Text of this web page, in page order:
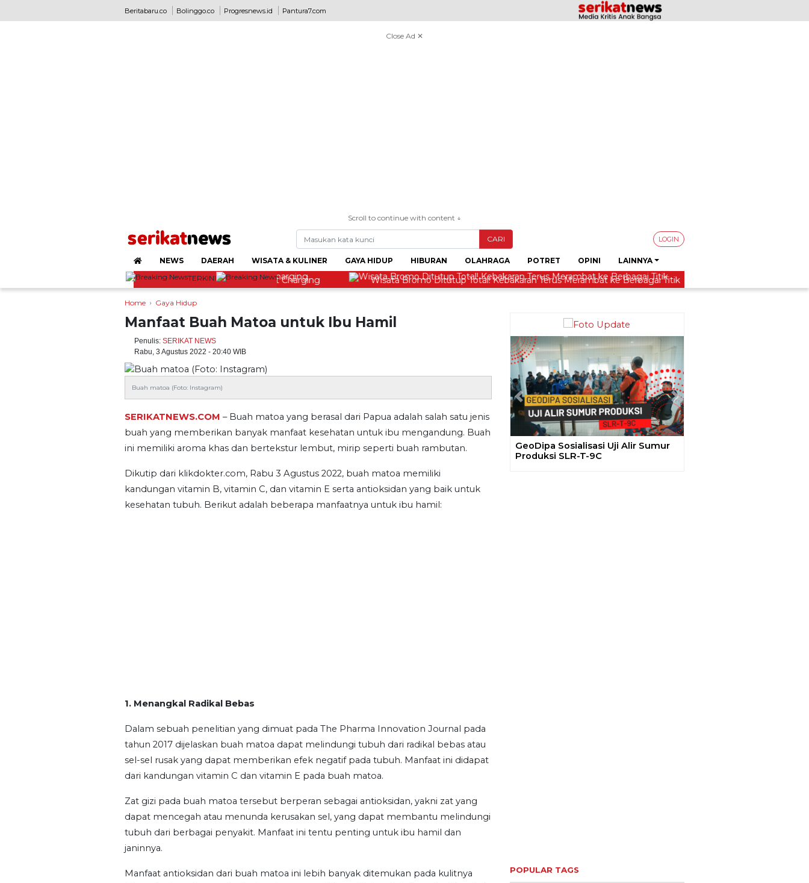
Beritabaru.co Bolinggo.co Progresnews.id Pantura7.com
Close Ad ✕
Scroll to continue with content ↓
CARI LOGIN
NEWS DAERAH WISATA & KULINER GAYA HIDUP HIBURAN OLAHRAGA POTRET OPINI
LAINNYA
TERKINI
Wuling Rilis Aira ev Berfitur Fast Charging Wisata Bromo Ditutup Total! Kebakaran Terus Merambat ke Berbagai Titik
Home Gaya Hidup
Manfaat Buah Matoa untuk Ibu Hamil
Penulis: SERIKAT NEWS
Rabu, 3 Agustus 2022 - 20:40 WIB
Buah matoa (Foto: Instagram)
SERIKATNEWS.COM – Buah matoa yang berasal dari Papua adalah salah satu jenis
buah yang memberikan banyak manfaat kesehatan untuk ibu mengandung. Buah
ini memiliki aroma khas dan bertekstur lembut, mirip seperti buah rambutan.
Dikutip dari klikdokter.com, Rabu 3 Agustus 2022, buah matoa memiliki
kandungan vitamin B, vitamin C, dan vitamin E serta antioksidan yang baik untuk
kesehatan tubuh. Berikut adalah beberapa manfaatnya untuk ibu hamil:
1. Menangkal Radikal Bebas
Dalam sebuah penelitian yang dimuat pada The Pharma Innovation Journal pada
tahun 2017 dijelaskan buah matoa dapat melindungi tubuh dari radikal bebas atau
sel-sel rusak yang dapat memberikan efek negatif pada tubuh. Manfaat ini didapat
dari kandungan vitamin C dan vitamin E pada buah matoa.
Zat gizi pada buah matoa tersebut berperan sebagai antioksidan, yakni zat yang
dapat mencegah atau menunda kerusakan sel, yang dapat membantu melindungi
tubuh dari berbagai penyakit. Manfaat ini tentu penting untuk ibu hamil dan
janinnya.
Manfaat antioksidan dari buah matoa ini lebih banyak ditemukan pada kulitnya
GeoDipa Sosialisasi Uji Alir Sumur
Produksi SLR-T-9C
Previous Next
POPULAR TAGS